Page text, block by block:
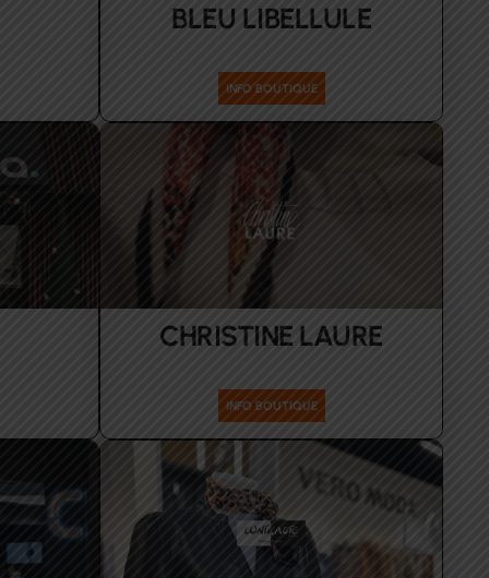
BLEU LIBELLULE
INFO BOUTIQUE
CHRISTINE LAURE
INFO BOUTIQUE